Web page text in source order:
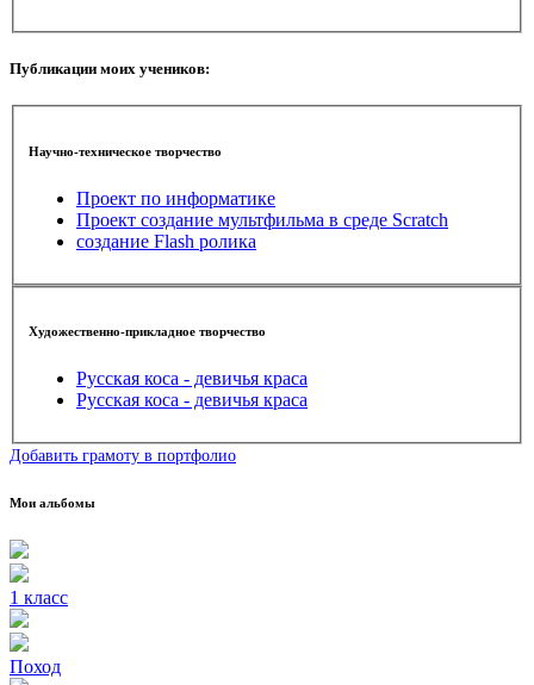
Публикации моих учеников:
Научно-техническое творчество
Проект по информатике
Проект создание мультфильма в среде Scratch
создание Flash ролика
Художественно-прикладное творчество
Русская коса - девичья краса
Русская коса - девичья краса
Добавить грамоту в портфолио
Мои альбомы
1 класс
Поход